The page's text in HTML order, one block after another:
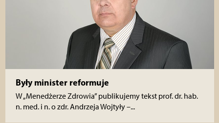
Były minister reformuje
W „Menedżerze Zdrowia” publikujemy tekst prof. dr. hab.
n. med. i n. o zdr. Andrzeja Wojtyły –...